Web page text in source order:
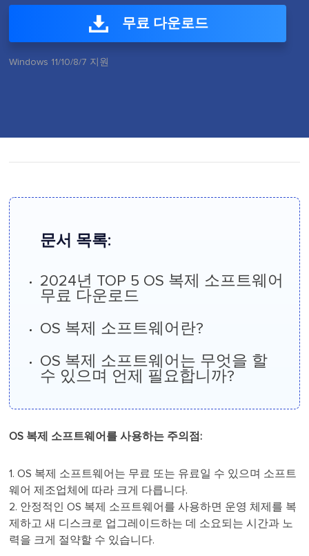
무료 다운로드
Windows 11/10/8/7 지원
문서 목록:
2024년 TOP 5 OS 복제 소프트웨어
무료 다운로드
OS 복제 소프트웨어란?
OS 복제 소프트웨어는 무엇을 할
수 있으며 언제 필요합니까?
OS 복제 소프트웨어를 사용하는 주의점:
1. OS 복제 소프트웨어는 무료 또는 유료일 수 있으며 소프트
웨어 제조업체에 따라 크게 다릅니다.
2. 안정적인 OS 복제 소프트웨어를 사용하면 운영 체제를 복
제하고 새 디스크로 업그레이드하는 데 소요되는 시간과 노
력을 크게 절약할 수 있습니다.